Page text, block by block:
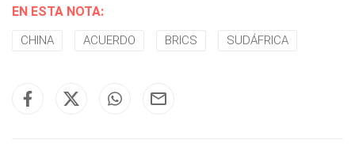
EN ESTA NOTA:
CHINA ACUERDO BRICS SUDÁFRICA